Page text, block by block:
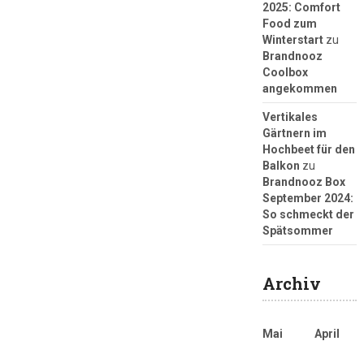
2025: Comfort
Food zum
Winterstartzu
Brandnooz
Coolbox
angekommen
Vertikales
Gärtnern im
Hochbeet für den
Balkon zu
Brandnooz Box
September 2024:
So schmeckt der
Spätsommer
Archiv
Mai April